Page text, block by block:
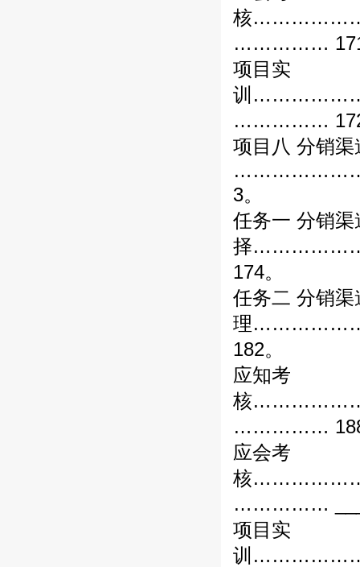
核
……………
项目实
训
……………
项目八 分销渠
3。
任务一 分销渠
择
174。
任务二 分销渠
理
182。
应知考
核
……………
应会考
核
……………
项目实
训